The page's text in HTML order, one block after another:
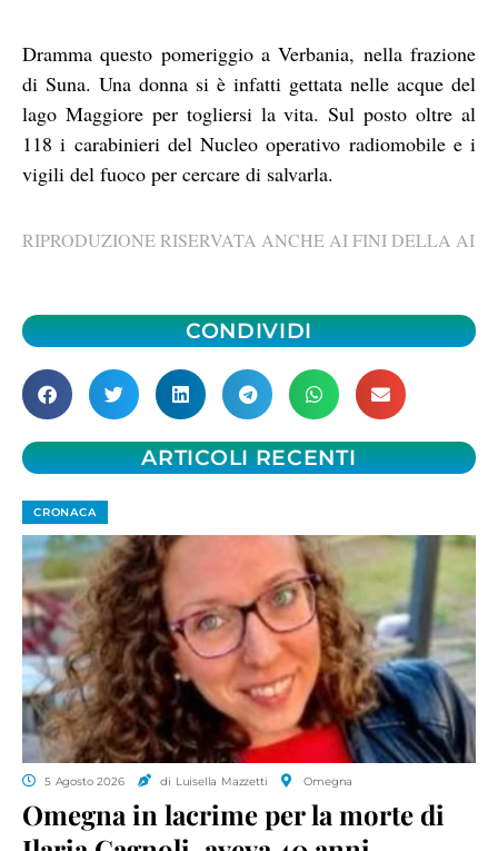
Dramma questo pomeriggio a Verbania, nella frazione
di Suna. Una donna si è infatti gettata nelle acque del
lago Maggiore per togliersi la vita. Sul posto oltre al
118 i carabinieri del Nucleo operativo radiomobile e i
vigili del fuoco per cercare di salvarla.
RIPRODUZIONE RISERVATA ANCHE AI FINI DELLA AI
CONDIVIDI
ARTICOLI RECENTI
CRONACA
5 Agosto 2026 di Luisella Mazzetti Omegna
Omegna in lacrime per la morte di